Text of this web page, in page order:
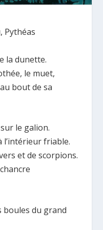
Pythéas
la dunette.
le muet,
bout de sa
le galion.
l’intérieur friable.
et de scorpions.
boules du grand